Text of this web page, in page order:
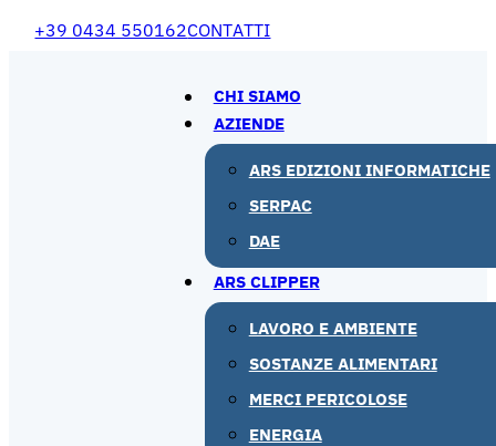
+39 0434 550162CONTATTI
CHI SIAMO
AZIENDE
ARS EDIZIONI INFORMATICHE
SERPAC
DAE
ARS CLIPPER
LAVORO E AMBIENTE
SOSTANZE ALIMENTARI
MERCI PERICOLOSE
ENERGIA